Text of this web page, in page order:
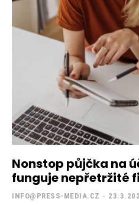
Nonstop půjčka na
funguje nepřetržité
INFO@PRESS-MEDIA.CZ -